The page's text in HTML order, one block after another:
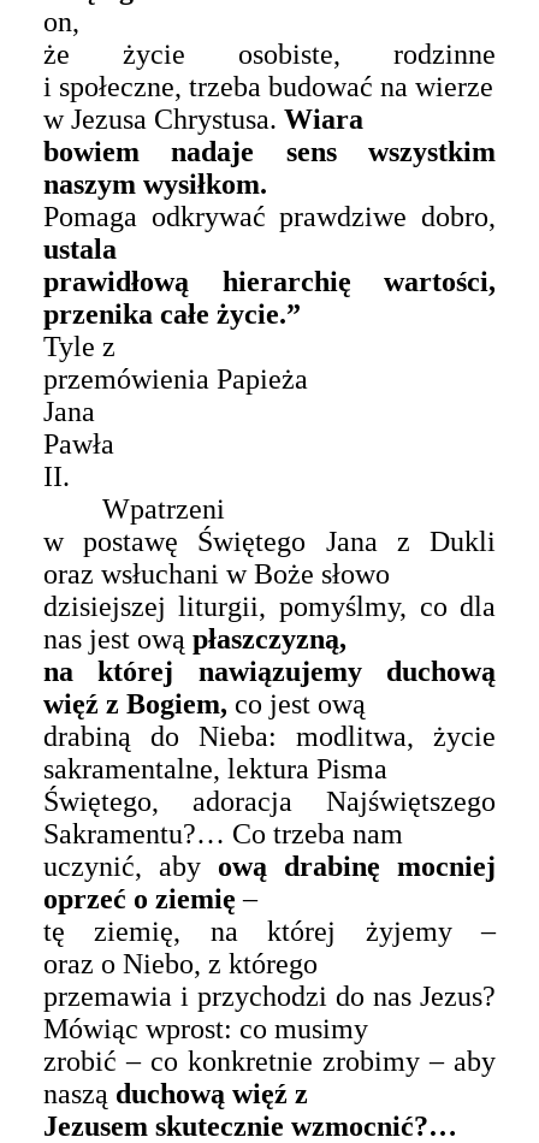
on,
że życie osobiste, rodzinne
i społeczne, trzeba budować na wierze
w Jezusa Chrystusa. Wiara
bowiem nadaje sens wszystkim
naszym wysiłkom.
Pomaga odkrywać prawdziwe dobro,
ustala
prawidłową hierarchię wartości,
przenika całe życie.”
Tyle z
przemówienia Papieża
Jana
Pawła
II.
Wpatrzeni
w postawę Świętego Jana z Dukli
oraz wsłuchani w Boże słowo
dzisiejszej liturgii, pomyślmy, co dla
nas jest ową płaszczyzną,
na której nawiązujemy duchową
więź z Bogiem, co jest ową
drabiną do Nieba: modlitwa, życie
sakramentalne, lektura Pisma
Świętego, adoracja Najświętszego
Sakramentu?… Co trzeba nam
uczynić, aby ową drabinę mocniej
oprzeć o ziemię –
tę ziemię, na której żyjemy –
oraz o Niebo, z którego
przemawia i przychodzi do nas Jezus?
Mówiąc wprost: co musimy
zrobić – co konkretnie zrobimy – aby
naszą duchową więź z
Jezusem skutecznie wzmocnić?…